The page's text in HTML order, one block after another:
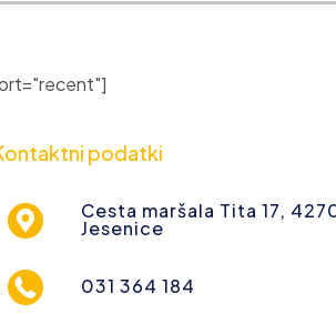
podatki
Cesta maršala Tita 17,
Jesenice
031 364 184